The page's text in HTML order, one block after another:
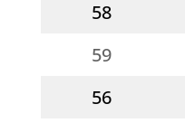
58
59
56